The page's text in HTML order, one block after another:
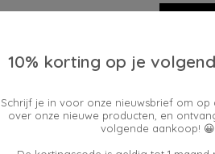
10% korting op je
Schrijf je in voor onze nieuwsbrief om op
over onze nieuwe producten, en
volgende aankoop! 😀